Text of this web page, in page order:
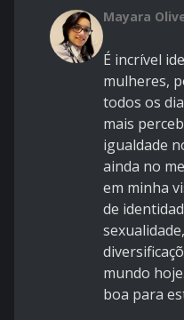
Mayara
É incrível
mulheres,
todos os
mais
igualdade
ainda no
em minha
de
mundo
boa para